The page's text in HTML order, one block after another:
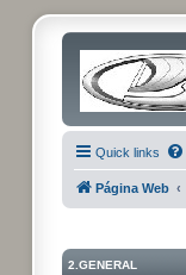
Quick links
Página Web
2.GENERAL